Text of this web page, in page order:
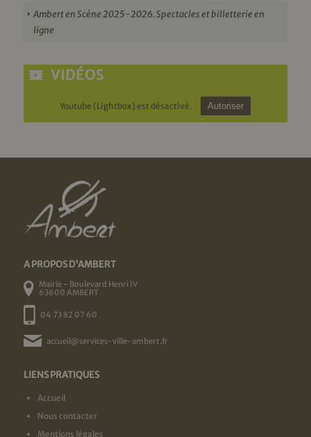
Ambert en Scène 2025-2026. Spectacles et billetterie en
ligne
VIDÉOS
Youtube (Lightbox) est désactivé. Autoriser
A PROPOS D'AMBERT
Mairie - Boulevard Henri IV
63600 AMBERT
04 73 82 07 60
accueil@services-ville-ambert.fr
LIENS PRATIQUES
Accueil
Nous contacter
Mentions légales